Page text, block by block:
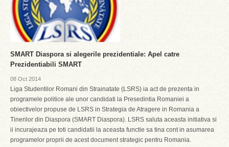
SMART Diaspora si alegerile prezidentiale: Apel catre
Prezidentiabili SMART
08 Oct 2014
Liga Studentilor Romani din Strainatate (LSRS) ia act de prezenta in
programele politice ale unor candidati la Presedintia Romaniei a
obiectivelor propuse de LSRS in Strategia de Atragere in Romania a
Tinerilor din Diaspora (SMART Diaspora). LSRS saluta aceasta initiativa si
ii incurajeaza pe toti candidatii la aceasta functie sa tina cont in asumarea
programelor proprii de acest document strategic pentru Romania.